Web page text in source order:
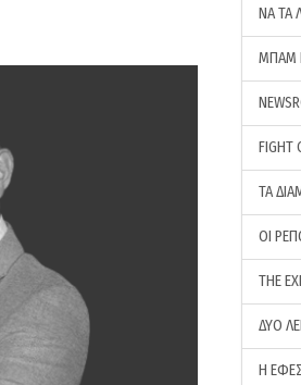
ΝΑ ΤΑ
ΜΠΑΜ
FIGHT
ΤΑ
ΟΙ
THE
ΔΥΟ
Η